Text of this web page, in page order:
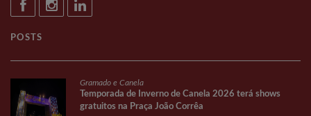
POSTS
Gramado e Canela
Temporada de Inverno de Canela 2026 terá shows
gratuitos na Praça João Corrêa